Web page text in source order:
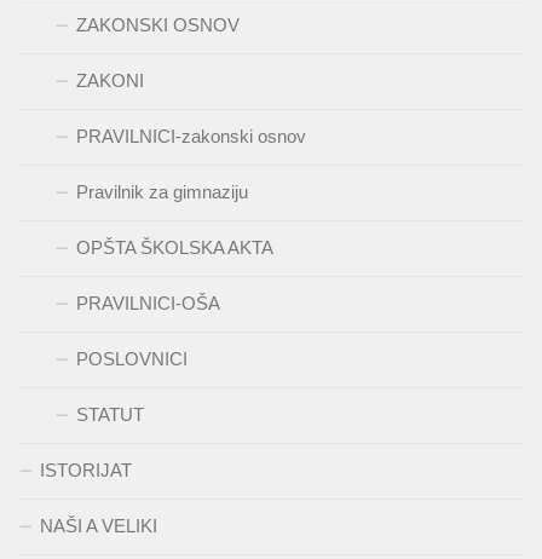
ZAKONSKI OSNOV
ZAKONI
PRAVILNICI-zakonski osnov
Pravilnik za gimnaziju
OPŠTA ŠKOLSKA AKTA
PRAVILNICI-OŠA
POSLOVNICI
STATUT
ISTORIJAT
NAŠI A VELIKI